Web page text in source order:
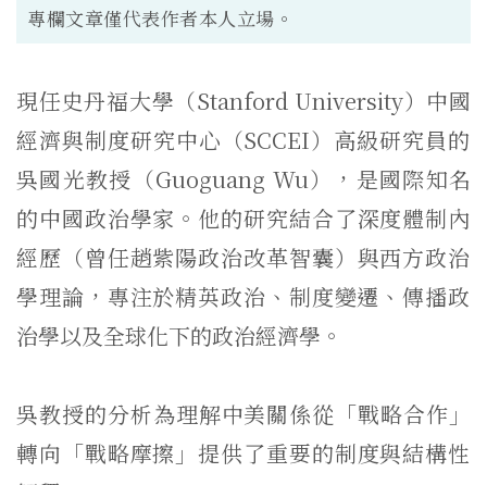
專欄文章僅代表作者本人立場。
現任史丹福大學（Stanford University）中國
經濟與制度研究中心（SCCEI） 高級研究員的
吳國光教授（Guoguang Wu），是國際知名
的中國政治學家。 他的研究結合了深度體制內
經歷（曾任趙紫陽政治改革智囊） 與西方政治
學理論，專注於精英政治、制度變遷、傳播政
治學以及全球化下的政治經濟學。
吳教授的分析為理解中美關係從「戰略合作」
轉向「戰略摩擦」提供了重要的制度與結構性